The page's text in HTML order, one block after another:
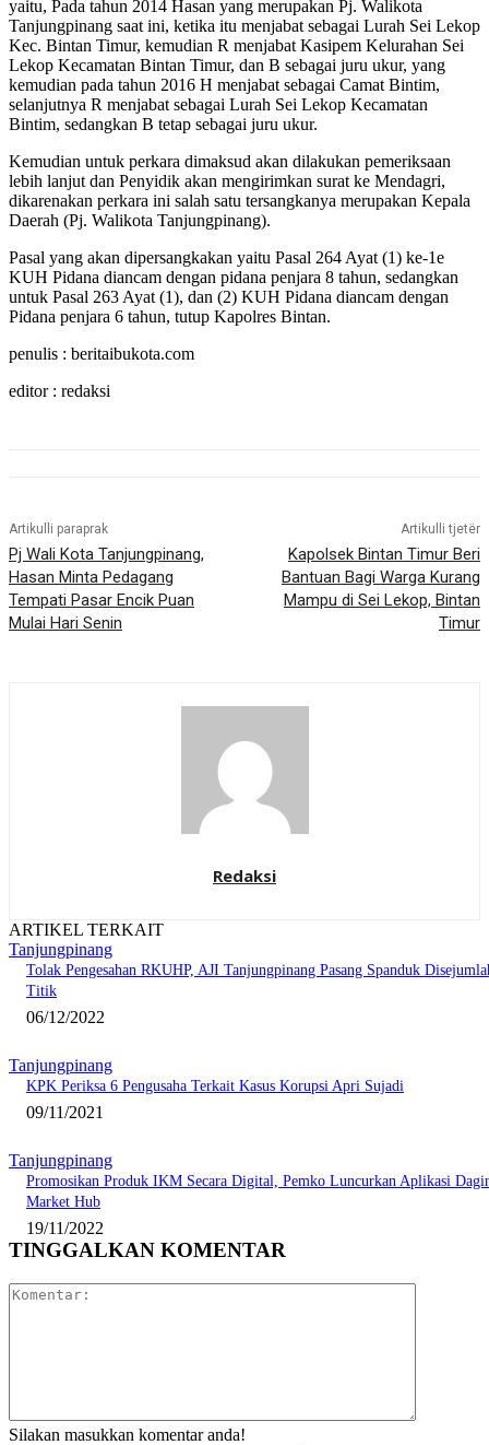
yaitu, Pada tahun 2014 Hasan yang merupakan Pj. Walikota
Tanjungpinang saat ini, ketika itu menjabat sebagai Lurah Sei Lekop
Kec. Bintan Timur, kemudian R menjabat Kasipem Kelurahan Sei
Lekop Kecamatan Bintan Timur, dan B sebagai juru ukur, yang
kemudian pada tahun 2016 H menjabat sebagai Camat Bintim,
selanjutnya R menjabat sebagai Lurah Sei Lekop Kecamatan
Bintim, sedangkan B tetap sebagai juru ukur.
Kemudian untuk perkara dimaksud akan dilakukan pemeriksaan
lebih lanjut dan Penyidik akan mengirimkan surat ke Mendagri,
dikarenakan perkara ini salah satu tersangkanya merupakan Kepala
Daerah (Pj. Walikota Tanjungpinang).
Pasal yang akan dipersangkakan yaitu Pasal 264 Ayat (1) ke-1e
KUH Pidana diancam dengan pidana penjara 8 tahun, sedangkan
untuk Pasal 263 Ayat (1), dan (2) KUH Pidana diancam dengan
Pidana penjara 6 tahun, tutup Kapolres Bintan.
penulis : beritaibukota.com
editor : redaksi
Artikulli paraprak
Pj Wali Kota Tanjungpinang,
Hasan Minta Pedagang
Tempati Pasar Encik Puan
Mulai Hari Senin
Artikulli tjetër
Kapolsek Bintan Timur Beri
Bantuan Bagi Warga Kurang
Mampu di Sei Lekop, Bintan
Timur
Redaksi
ARTIKEL TERKAIT
Tanjungpinang
Tolak Pengesahan RKUHP, AJI Tanjungpinang Pasang Spanduk
Titik
06/12/2022
Tanjungpinang
KPK Periksa 6 Pengusaha Terkait Kasus Korupsi Apri Sujadi
09/11/2021
Tanjungpinang
Promosikan Produk IKM Secara Digital, Pemko Luncurkan Aplikasi
Market Hub
19/11/2022
TINGGALKAN KOMENTAR
Silakan masukkan komentar anda!